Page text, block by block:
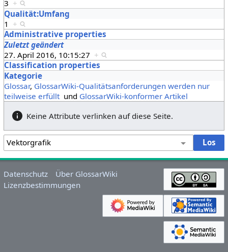
3 +
Qualität:Umfang
1 +
Administrative properties
Zuletzt geändert
27. April 2016, 10:15:27 +
Classification properties
Kategorie
Glossar, GlossarWiki-Qualitätsanforderungen werden nur
teilweise erfülltund GlossarWiki-konformer Artikel
Keine Attribute verlinken auf diese Seite.
Datenschutz
Über GlossarWiki
Lizenzbestimmungen